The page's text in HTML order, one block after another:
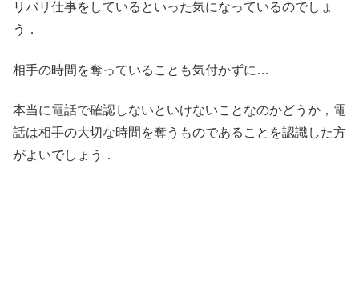
リバリ仕事をしているといった気になっているのでしょ
う．
相手の時間を奪っていることも気付かずに…
本当に電話で確認しないといけないことなのかどうか，電
話は相手の大切な時間を奪うものであることを認識した方
がよいでしょう．